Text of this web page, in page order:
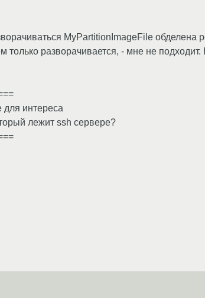
MyPartitionImageFile обделена
только разворачивается, - мне не
интереса
лежит ssh сервере?